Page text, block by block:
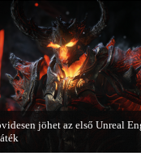
újabb videojáték-kiadó került
alá, aki nem más, mint
jöhet az első Unreal